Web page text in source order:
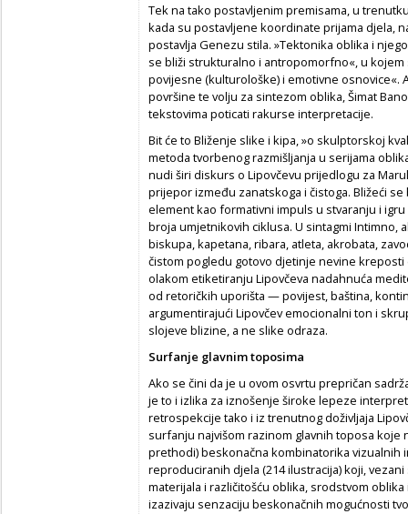
Tek na tako postavljenim premisama, u
kada su postavljene koordinate prijama djela,
postavlja Genezu stila. »Tektonika oblika i
se bliži strukturalno i antropomorfno«, u
povijesne (kulturološke) i emotivne osnovice«.
površine te volju za sintezom oblika, Šimat
tekstovima poticati rakurse interpretacije.
Bit će to Bliženje slike i kipa, »o skulptorskoj
metoda tvorbenog razmišljanja u serijama
nudi širi diskurs o Lipovčevu prijedlogu za
prijepor između zanatskoga i čistoga. Bližeći
element kao formativni impuls u stvaranju i
broja umjetnikovih ciklusa. U sintagmi Intimno,
biskupa, kapetana, ribara, atleta, akrobata,
čistom pogledu gotovo djetinje nevine kreposti
olakom etiketiranju Lipovčeva nadahnuća
od retoričkih uporišta — povijest, baština,
argumentirajući Lipovčev emocionalni ton i
slojeve blizine, a ne slike odraza.
Surfanje glavnim toposima
Ako se čini da je u ovom osvrtu prepričan
je to i izlika za iznošenje široke lepeze
retrospekcije tako i iz trenutnog doživljaja
surfanju najvišom razinom glavnih toposa koje
prethodi) beskonačna kombinatorika vizualnih
reproduciranih djela (214 ilustracija) koji,
materijala i različitošću oblika, srodstvom
izazivaju senzaciju beskonačnih mogućnosti